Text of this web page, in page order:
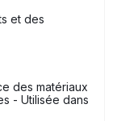
et des
des matériaux
- Utilisée dans